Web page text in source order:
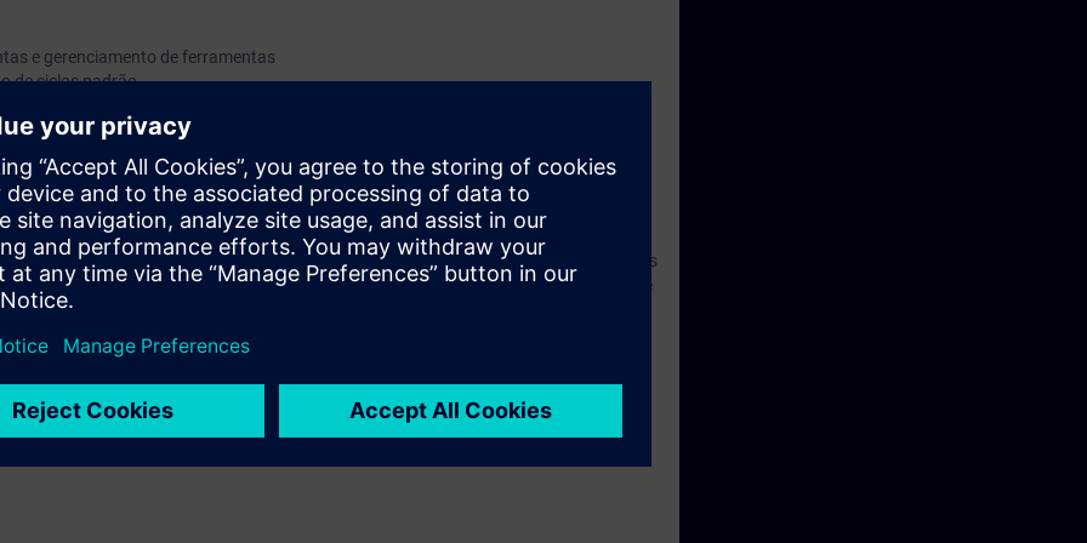
e gerenciamento de ferramentas
de ciclos padrão
baseados em determinados programas NC em dispositivos de treinamento
trabalhar com o SINUMERIK Operate e se familiarizar com os princípios de
de operação baseados em determinados programas de peças em nossos kits de
do treinamento. Para dar aos exercícios uma orientação muito prática, usamos
simultânea do SINUMERIK Operate. O conhecimento pode ser transmitido de
da aprendizagem aumentado. No final do curso, você poderá operar o SINUMERIK
e o risco de operação incorreta será minimizado.
e CNC